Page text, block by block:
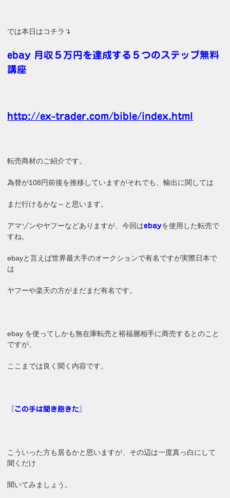
では本日はコチラ↴
ebay 月収５万円を達成する５つのステップ無料
講座
http://ex-trader.com/bible/index.html
転売商材のご紹介です。
為替が108円前後を推移していますがそれでも、輸出に関しては
まだ行けるかな～と思います。
アマゾンやヤフーなどありますが、今回はebayを使用した転売で
すね。
ebayと言えば世界最大手のオークションで有名ですが実際日本で
は
ヤフーや楽天の方がまだまだ有名です。
ebay を使ってしかも無在庫転売と裕福層相手に商売するとのこと
ですが、
ここまでは良く聞く内容です。
『この手は聞き飽きた』
こういった方も居るかと思いますが、その辺は一度真っ白にして
聞くだけ
聞いてみましょう。